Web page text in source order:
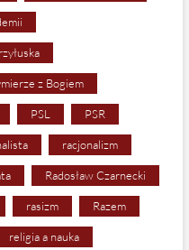
z Bogiem
PSL PSR
racjonalizm
Radosław Czarnecki
rasizm Razem
religia a nauka